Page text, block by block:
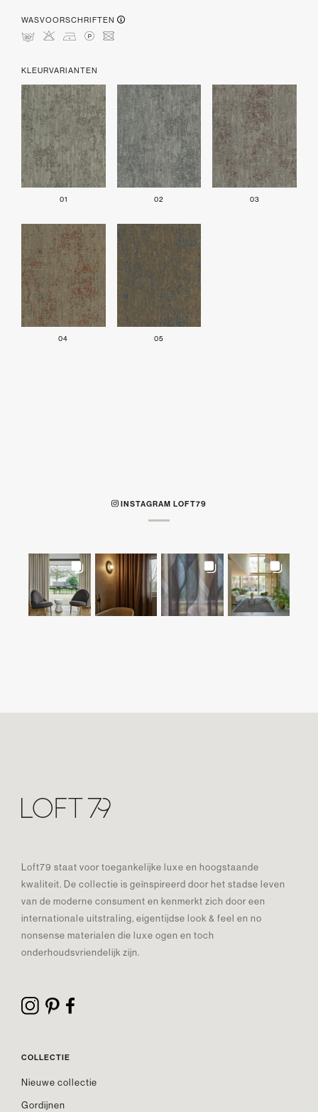
WASVOORSCHRIFTEN
mHDLU
KLEURVARIANTEN
01 02 03
04 05
INSTAGRAM LOFT79
Loft79 staat voor toegankelijke luxe en hoogstaande
kwaliteit. De collectie is geïnspireerd door het stadse leven
van de moderne consument en kenmerkt zich door een
internationale uitstraling, eigentijdse look & feel en no
nonsense materialen die luxe ogen en toch
onderhoudsvriendelijk zijn.
COLLECTIE
Nieuwe collectie
Gordijnen